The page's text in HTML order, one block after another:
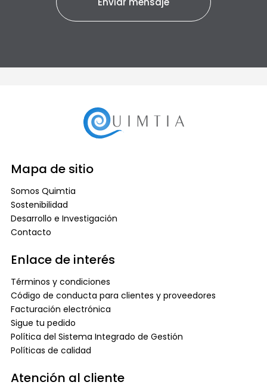
Mapa de sitio
Somos Quimtia
Sostenibilidad
Desarrollo e Investigación
Contacto
Enlace de interés
Términos y condiciones
Código de conducta para clientes y proveedores
Facturación electrónica
Sigue tu pedido
Política del Sistema Integrado de Gestión
Políticas de calidad
Atención al cliente